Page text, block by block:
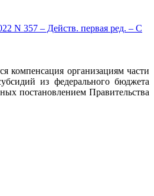
N 357 – Действ. первая ред. – С
компенсация организациям части
из федерального бюджета
постановлением Правительства